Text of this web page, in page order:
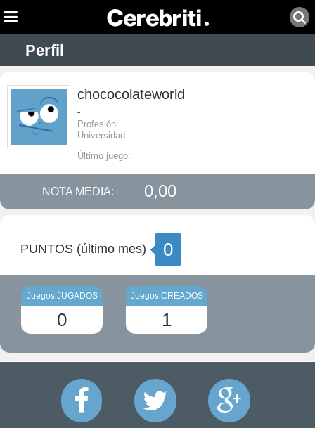
Perfil
chococolateworld
-
Profesión:
Universidad:
Último juego:
NOTA MEDIA: 0,00
PUNTOS (último mes) 0
Juegos JUGADOS
0
Juegos CREADOS
1